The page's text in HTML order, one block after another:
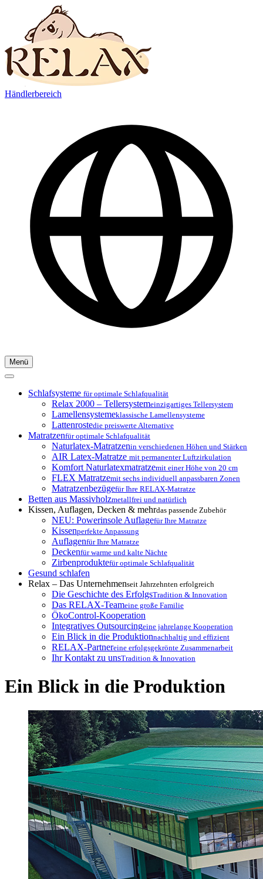
Händlerbereich
Menü
Schlafsysteme für optimale Schlafqualität
Relax 2000 – Tellersystemeinzigartiges Tellersystem
Lamellensystemeklassische Lamellensysteme
Lattenrostedie preiswerte Alternative
Matratzenfür optimale Schlafqualität
Naturlatex-Matratzenin verschiedenen Höhen und Stärken
AIR Latex-Matratze mit permanenter Luftzirkulation
Komfort Naturlatexmatratzemit einer Höhe von 20 cm
FLEX Matratzemit sechs individuell anpassbaren Zonen
Matratzenbezügefür Ihre RELAX-Matratze
Betten aus Massivholzmetallfrei und natürlich
Kissen, Auflagen, Decken & mehrdas passende Zubehör
NEU: Powerinsole Auflagefür Ihre Matratze
Kissenperfekte Anpassung
Auflagenfür Ihre Matratze
Deckenfür warme und kalte Nächte
Zirbenproduktefür optimale Schlafqualität
Gesund schlafen
Relax – Das Unternehmenseit Jahrzehnten erfolgreich
Die Geschichte des ErfolgsTradition & Innovation
Das RELAX-Teameine große Familie
ÖkoControl-Kooperation
Integratives Outsourcingeine jahrelange Kooperation
Ein Blick in die Produktionnachhaltig und effizient
RELAX-Partnereine erfolgsgekrönte Zusammenarbeit
Ihr Kontakt zu unsTradition & Innovation
Ein Blick in die Produktion